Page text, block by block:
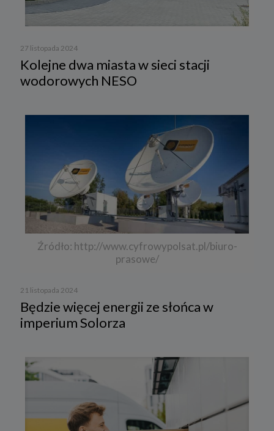
27 listopada 2024
Kolejne dwa miasta w sieci stacji
wodorowych NESO
Źródło: http://www.cyfrowypolsat.pl/biuro-
prasowe/
21 listopada 2024
Będzie więcej energii ze słońca w
imperium Solorza